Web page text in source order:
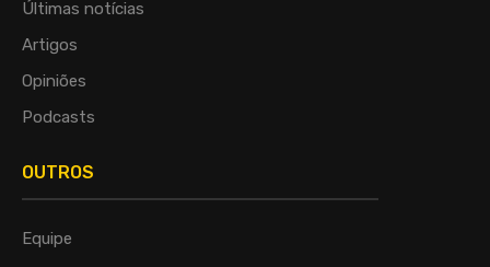
Últimas notícias
Artigos
Opiniões
Podcasts
OUTROS
Equipe